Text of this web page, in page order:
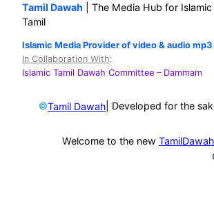
Tamil Dawah | The Media Hub for
Tamil
Islamic Media Provider of video & audio
In Collaboration With:
Islamic Tamil Dawah Committee – Dammam
©Tamil Dawah | Developed for the
Welcome to the new